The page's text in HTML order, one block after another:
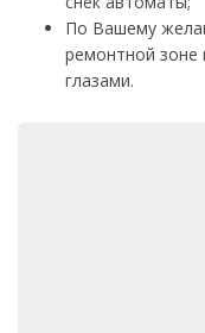
По Вашему
ремонтной зоне
глазами.